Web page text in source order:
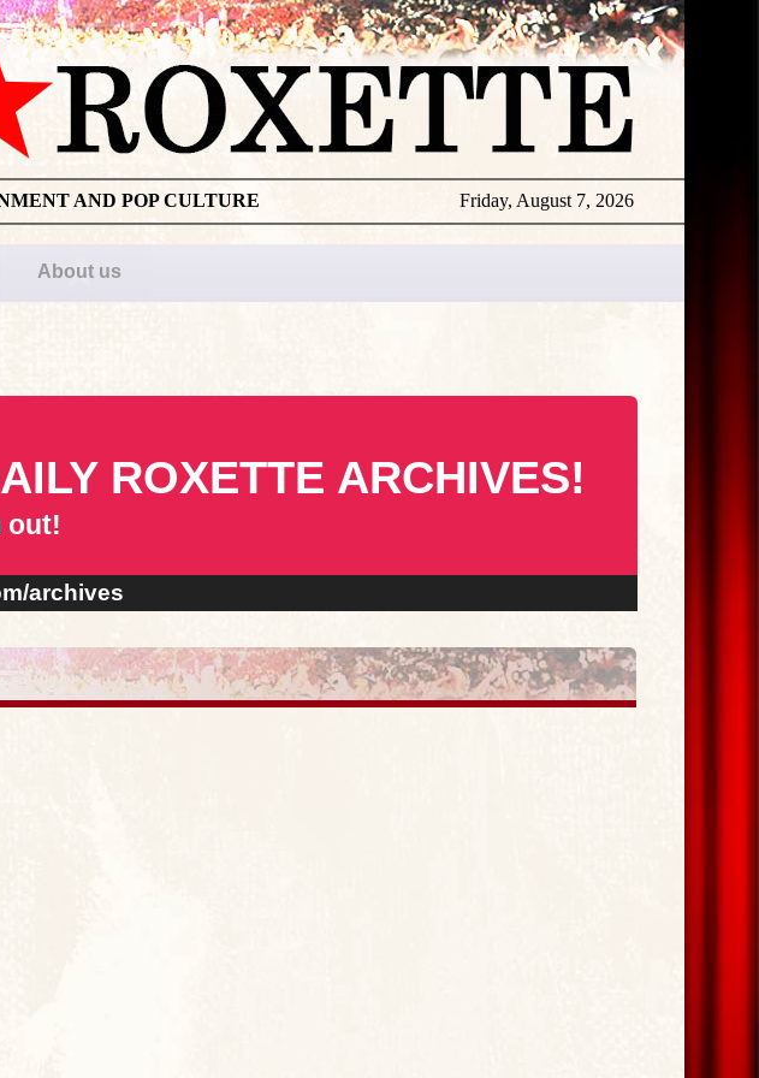
Friday, August 7, 2026
AND POP CULTURE
About us
ROXETTE ARCHIVES!
out!
archives